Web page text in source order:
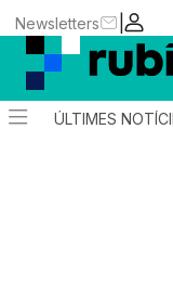
|
Newsletters
ÚLTIMES